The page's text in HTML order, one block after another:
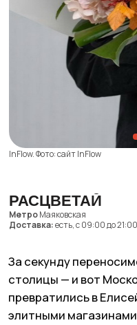
Расцветай. Фото: сайт Расцветай
Букет цветов — часто
однако нам кажется, что
легко стать
для любого букета в
персонализированную
на машине бизнес-класса.
Сретенский бульвар
есть, в любое удобное время